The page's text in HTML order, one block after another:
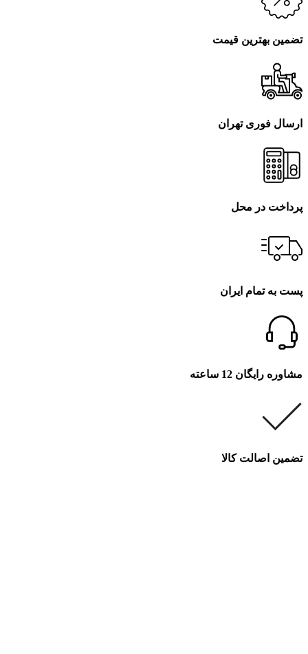
تضمین بهترین قیمت
ارسال فوری تهران
پرداخت در محل
پست به تمام ایران
مشاوره رایگان 12 ساعته
تضمین اصالت کالا